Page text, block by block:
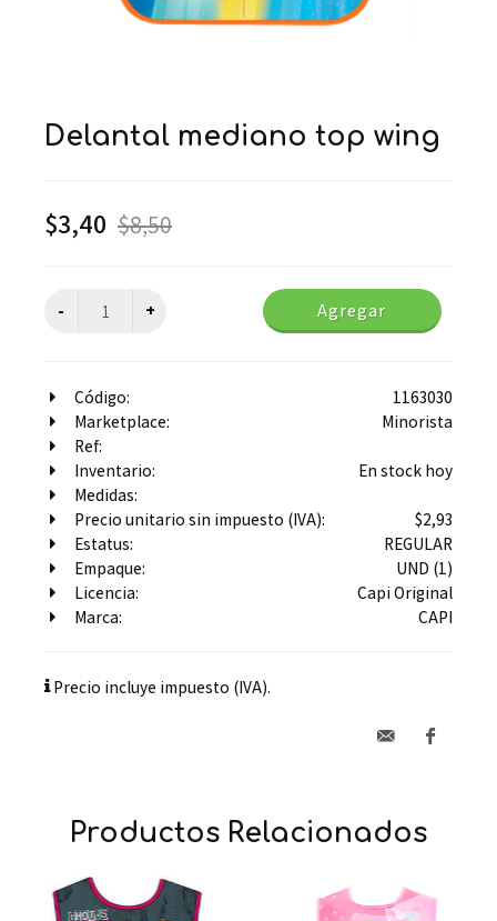
delantal mediano top wing
$3,40 $8,50
Agregar
Código:
1163030
Marketplace:
Minorista
Ref:
Inventario:
En stock hoy
Medidas:
Precio unitario sin impuesto (IVA):
$2,93
Estatus:
REGULAR
Empaque:
UND (1)
Licencia:
Capi Original
Marca:
CAPI
Precio incluye impuesto (IVA).
Productos Relacionados